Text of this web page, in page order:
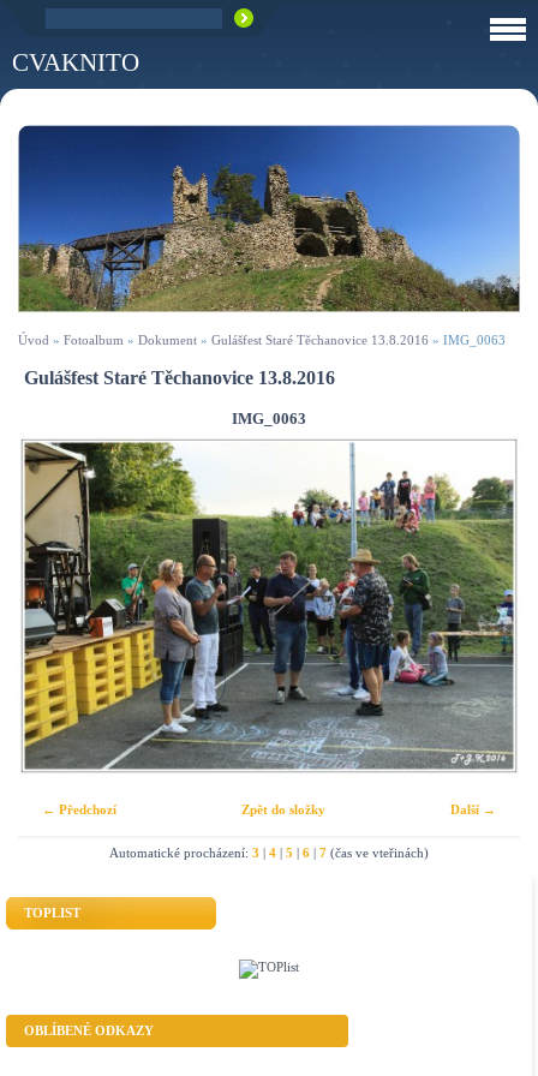
CVAKNITO
Úvod » Fotoalbum » Dokument » Gulášfest Staré Těchanovice 13.8.2016 » IMG_0063
Gulášfest Staré Těchanovice 13.8.2016
IMG_0063
← Předchozí Další →
Zpět do složky
Automatické procházení: 3 | 4 | 5 | 6 | 7 (čas ve vteřinách)
TOPLIST
OBLÍBENÉ ODKAZY